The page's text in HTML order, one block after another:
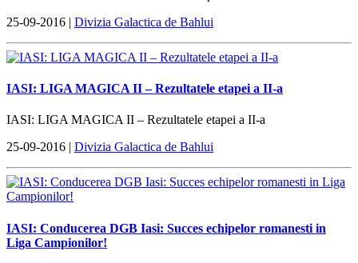
25-09-2016 | Divizia Galactica de Bahlui
IASI: LIGA MAGICA II – Rezultatele etapei a II-a
IASI: LIGA MAGICA II – Rezultatele etapei a II-a
25-09-2016 | Divizia Galactica de Bahlui
IASI: Conducerea DGB Iasi: Succes echipelor romanesti in
Liga Campionilor!